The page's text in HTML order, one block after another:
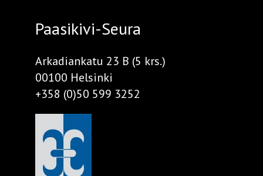
Paasikivi-Seura
Arkadiankatu 23 B (5 krs.)
00100 Helsinki
+358 (0)50 599 3252